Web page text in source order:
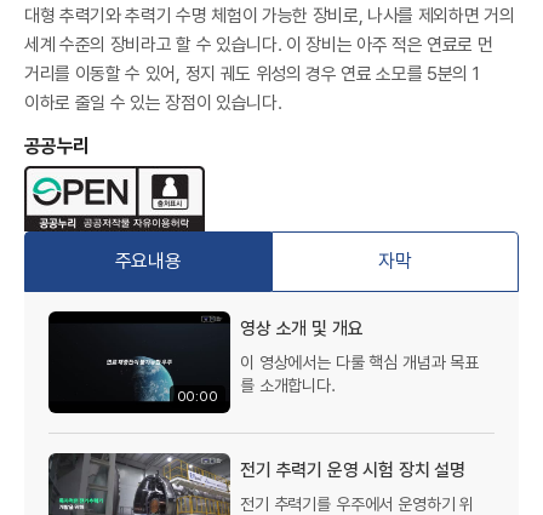
한
대형 추력기와 추력기 수명 체험이 가능한 장비로, 나사를 제외하면 거의
세계 수준의 장비라고 할 수 있습니다. 이 장비는 아주 적은 연료로 먼
거리를 이동할 수 있어, 정지 궤도 위성의 경우 연료 소모를 5분의 1
이하로 줄일 수 있는 장점이 있습니다.
공공누리
주요내용 자막
00:00
영상 소개 및 개요
이 영상에서는 다룰 핵심 개념과 목표
를 소개합니다.
전기 추력기 운영 시험 장치 설명
전기 추력기를 우주에서 운영하기 위